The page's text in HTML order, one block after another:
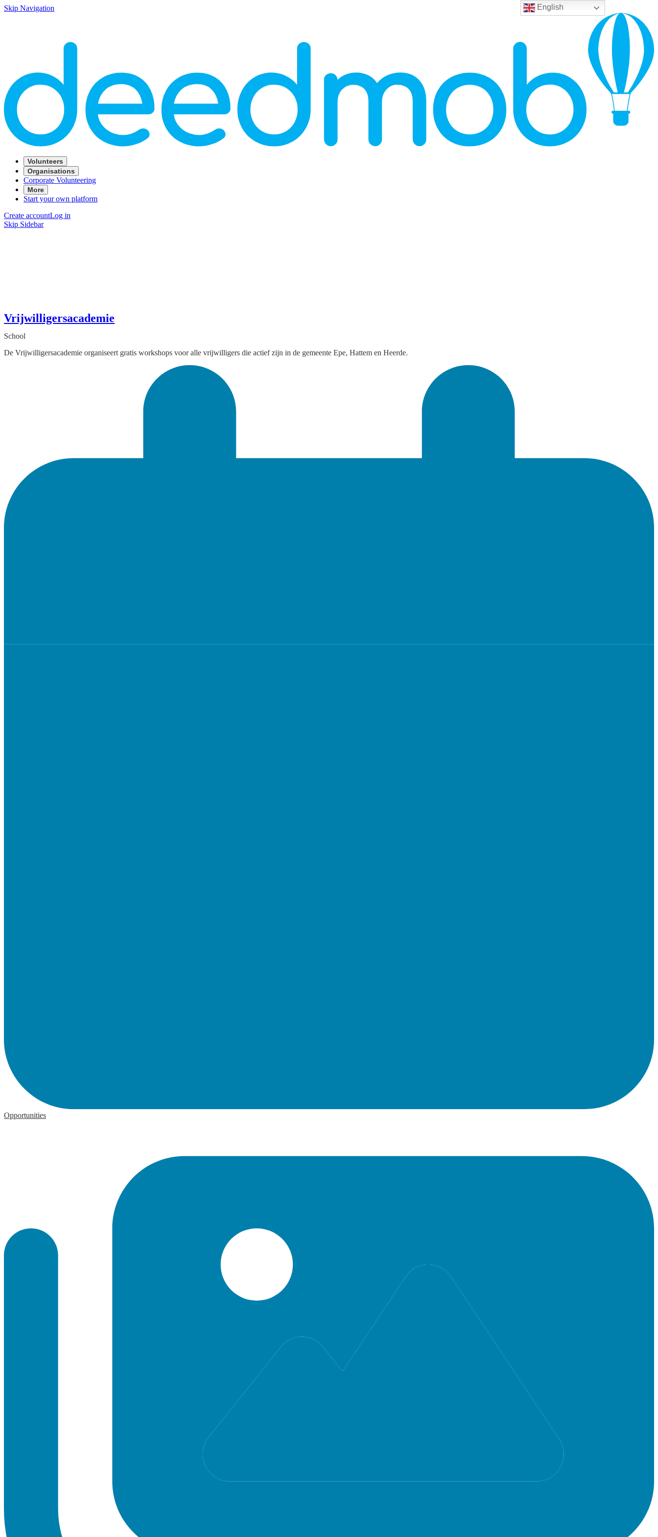
English
Skip Navigation
Volunteers
Organisations
Corporate Volunteering
More
Start your own platform
Create accountLog in
Skip Sidebar
Vrijwilligersacademie
School
De Vrijwilligersacademie organiseert gratis workshops voor alle vrijwilligers die actief zijn in de gemeente Epe, Hattem en Heerde.
Opportunities